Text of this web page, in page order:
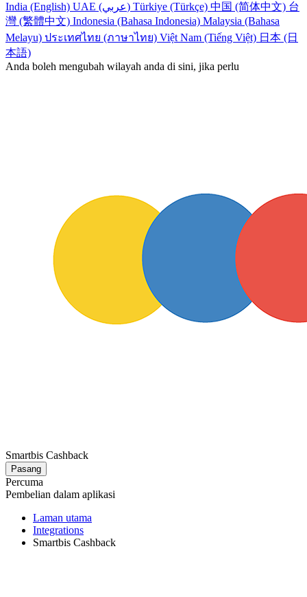
India (English)
UAE (عربي) Türkiye (Türkçe) 中国 (简体中文) 台
灣 (繁體中文) Indonesia (Bahasa Indonesia) Malaysia (Bahasa
Melayu) ประเทศไทย (ภาษาไทย) Việt Nam (Tiếng Việt) 日本 (日
本語)
Anda boleh mengubah wilayah anda di sini, jika perlu
Smartbis Cashback
Pasang
Percuma
Pembelian dalam aplikasi
Laman utama
Integrations
Smartbis Cashback